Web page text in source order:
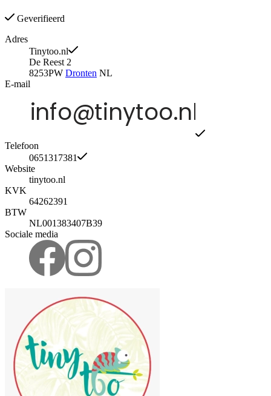
Geverifieerd
Adres
Tinytoo.nl
De Reest 2
8253PW Dronten NL
E-mail
Telefoon
0651317381
Website
tinytoo.nl
KVK
64262391
BTW
NL001383407B39
Sociale media